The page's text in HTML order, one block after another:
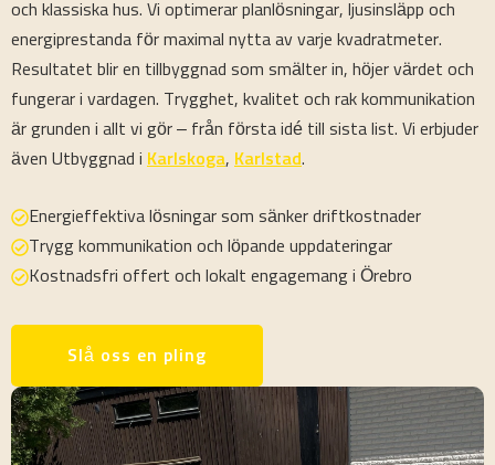
och klassiska hus. Vi optimerar planlösningar, ljusinsläpp och
energiprestanda för maximal nytta av varje kvadratmeter.
Resultatet blir en tillbyggnad som smälter in, höjer värdet och
fungerar i vardagen. Trygghet, kvalitet och rak kommunikation
är grunden i allt vi gör – från första idé till sista list. Vi erbjuder
även Utbyggnad i Karlskoga, Karlstad.
Energieffektiva lösningar som sänker driftkostnader
Trygg kommunikation och löpande uppdateringar
Kostnadsfri offert och lokalt engagemang i Örebro
Slå oss en pling